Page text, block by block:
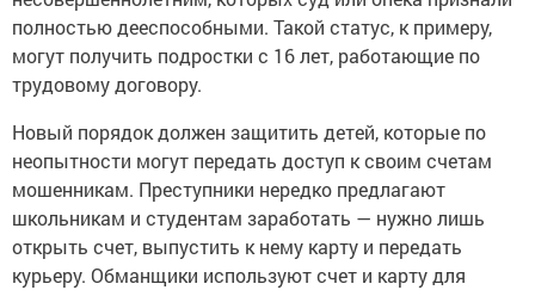
полностью дееспособными. Такой статус, к примеру,
могут получить подростки с 16 лет, работающие по
трудовому договору.
Новый порядок должен защитить детей, которые по
неопытности могут передать доступ к своим счетам
мошенникам. Преступники нередко предлагают
школьникам и студентам заработать — нужно лишь
открыть счет, выпустить к нему карту и передать
курьеру. Обманщики используют счет и карту для